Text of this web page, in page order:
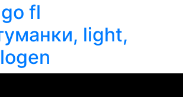
fl
light,